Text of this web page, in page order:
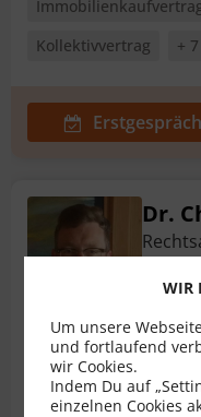
Kollektivvertrag
+
Erstgespräch
Dr.
Pachtvertrag
WIR
Um unsere
und fortlaufend
wir Cookies.
Indem Du auf
einzelnen Cookies